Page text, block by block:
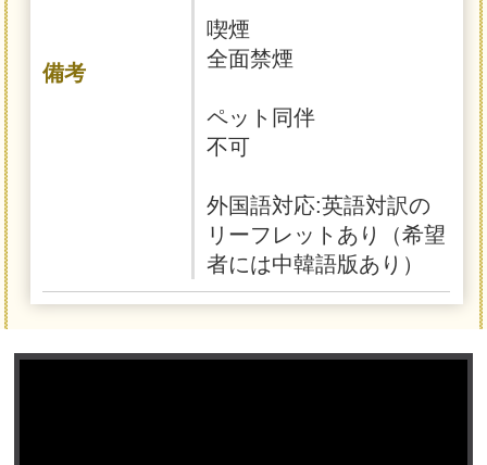
備考
喫煙
全面禁煙
ペット同伴
不可
外国語対応:英語対訳の
リーフレットあり（希望
者には中韓語版あり）